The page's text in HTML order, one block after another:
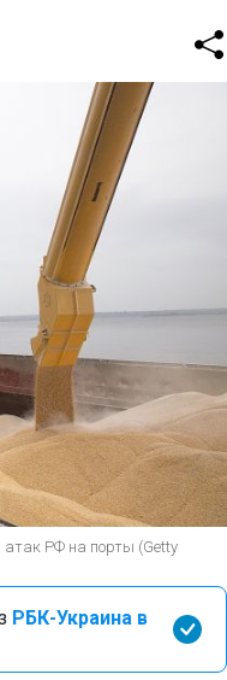
атак РФ на порты (Getty
РБК-Украина в